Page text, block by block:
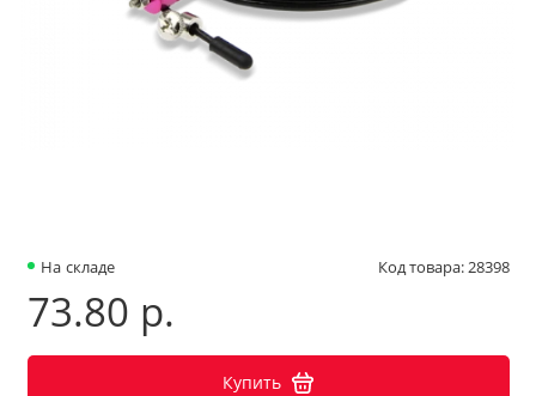
На складе Код товара: 28398
73.80 р.
Купить